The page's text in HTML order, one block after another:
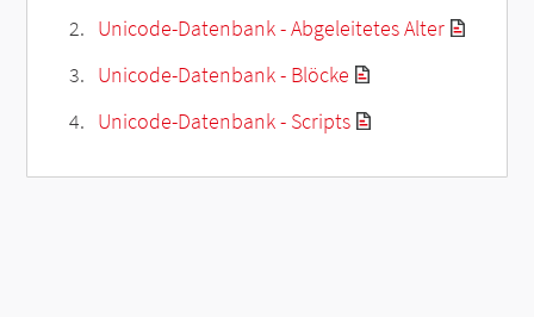
Unicode-Datenbank - Abgeleitetes Alter
Unicode-Datenbank - Blöcke
Unicode-Datenbank - Scripts